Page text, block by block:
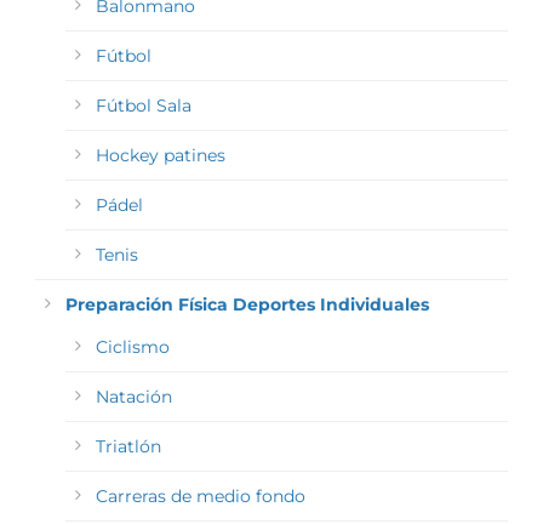
Balonmano
Fútbol
Fútbol Sala
Hockey patines
Pádel
Tenis
Preparación Física Deportes Individuales
Ciclismo
Natación
Triatlón
Carreras de medio fondo